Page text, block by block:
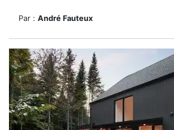
Par : André Fauteux